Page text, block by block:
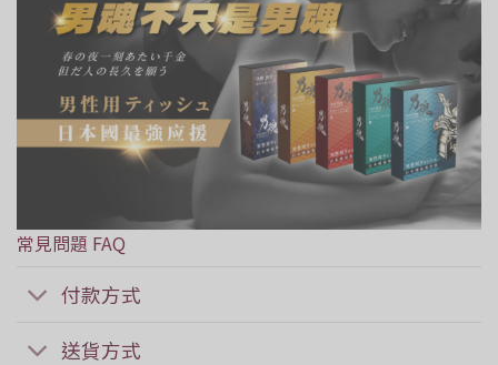
常見問題 FAQ
付款方式
送貨方式